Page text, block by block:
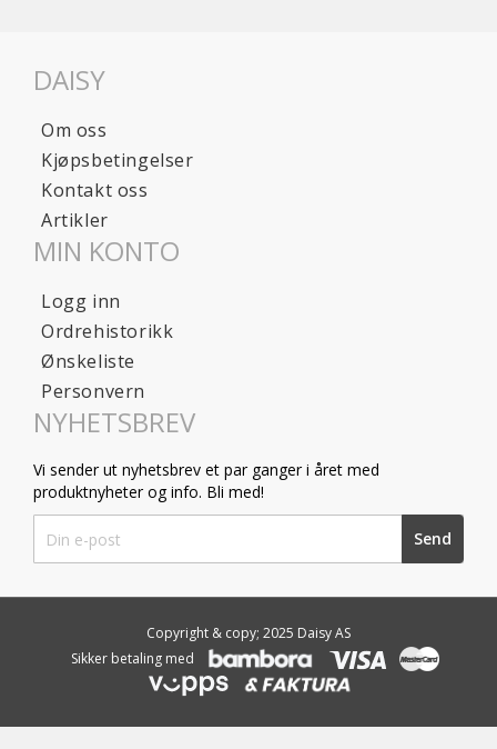
DAISY
Om oss
Kjøpsbetingelser
Kontakt oss
Artikler
MIN KONTO
Logg inn
Ordrehistorikk
Ønskeliste
Personvern
NYHETSBREV
Vi sender ut nyhetsbrev et par ganger i året med
produktnyheter og info. Bli med!
Up
for
Send
Copyright & copy; 2025 Daisy AS
Sikker betaling med